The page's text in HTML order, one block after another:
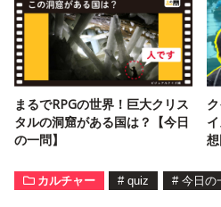
まるでRPGの世界！巨大クリス
タルの洞窟がある国は？【今日
の一問】
カルチャー # quiz # 今日の